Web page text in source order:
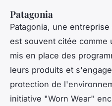
Patagonia
Patagonia, une
est souvent citée comme
mis en place des
leurs produits et
protection de
initiative "Worn Wear"